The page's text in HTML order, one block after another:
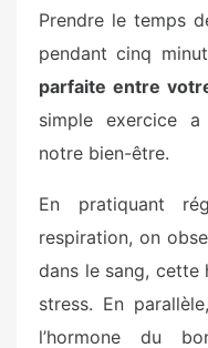
Prendre le temps
pendant cinq
parfaite entre
simple exercice
notre bien-être.
En pratiquant
respiration, on
dans le sang, cette
stress. En
l’hormone du